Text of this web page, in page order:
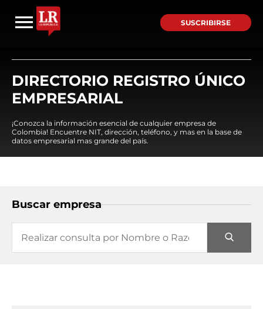
SUSCRIBIRSE
DIRECTORIO REGISTRO ÚNICO
EMPRESARIAL
¡Conozca la información esencial de cualquier empresa de
Colombia! Encuentre NIT, dirección, teléfono, y mas en la base de
datos empresarial mas grande del país.
Buscar empresa